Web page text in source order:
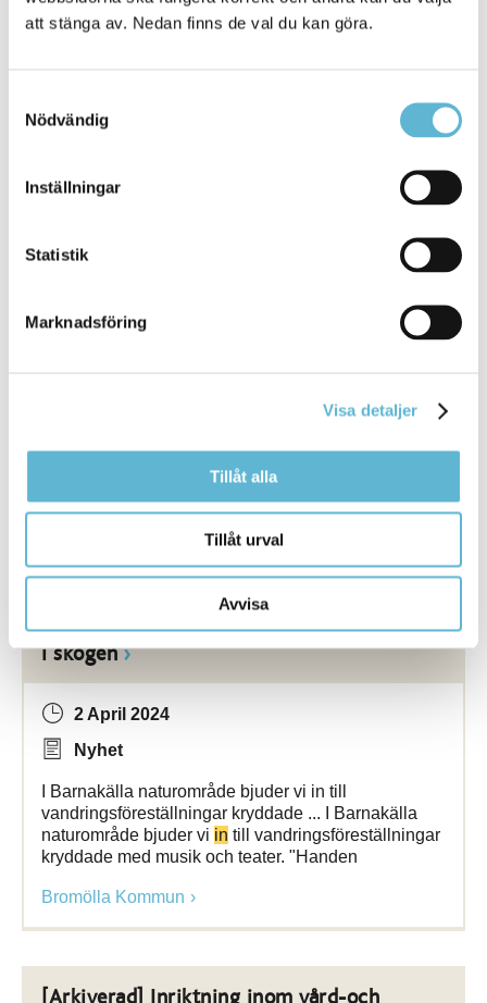
att stänga av. Nedan finns de val du kan göra.
Nödvändig
Inställningar
Statistik
Marknadsföring
Visa detaljer
Tillåt alla
Tillåt urval
Avvisa
Nu inför Bromölla kommun Patientnära analyser
[Arkiverad] Förändrad busstrafik från 15
juni
11 September 2025
till stationsområdet stängs av i
samband med schaktarbetet i korsningen Tians väg /
på området. Detta innebär att alternativa
[Arkiverad] Handen på hjärtat och fötterna
i skogen
2 April 2024
Nyhet
I Barnakälla naturområde bjuder vi in till
vandringsföreställningar kryddade ... I Barnakälla
naturområde bjuder vi in till vandringsföreställningar
kryddade med musik och teater. "Handen
Bromölla Kommun
[Arkiverad] Inriktning inom vård-och